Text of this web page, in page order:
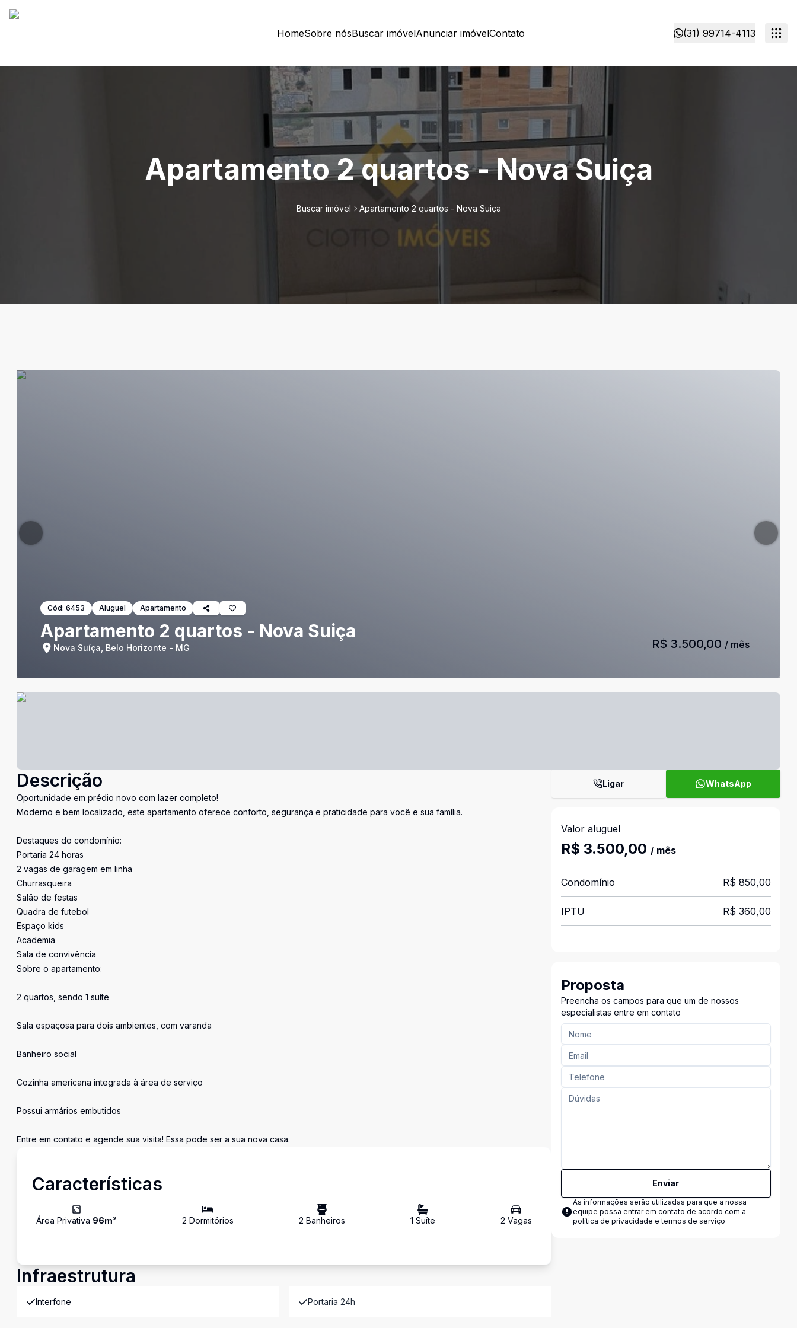
HomeSobre nósBuscar imóvelAnunciar imóvelContato (31) 99714-4113
Apartamento 2 quartos - Nova Suiça
Buscar imóvel Apartamento 2 quartos - Nova Suiça
Cód: 6453 Aluguel Apartamento
Apartamento 2 quartos - Nova Suiça
Nova Suíça, Belo Horizonte - MG R$ 3.500,00 / mês
Descrição
Oportunidade em prédio novo com lazer completo!
Moderno e bem localizado, este apartamento oferece conforto, segurança e praticidade para você e sua família.
Destaques do condomínio:
Portaria 24 horas
2 vagas de garagem em linha
Churrasqueira
Salão de festas
Quadra de futebol
Espaço kids
Academia
Sala de convivência
Sobre o apartamento:
2 quartos, sendo 1 suíte
Sala espaçosa para dois ambientes, com varanda
Banheiro social
Cozinha americana integrada à área de serviço
Possui armários embutidos
Entre em contato e agende sua visita! Essa pode ser a sua nova casa.
Características
Área Privativa 96m² 2 Dormitórios 2 Banheiros 1 Suíte 2 Vagas
Infraestrutura
Interfone Portaria 24h
Ligar WhatsApp
Valor aluguel
R$ 3.500,00 / mês
Condomínio R$ 850,00
IPTU R$ 360,00
Proposta
Preencha os campos para que um de nossos
especialistas entre em contato
Enviar
As informações serão utilizadas para que a nossa
equipe possa entrar em contato de acordo com a
política de privacidade e termos de serviço